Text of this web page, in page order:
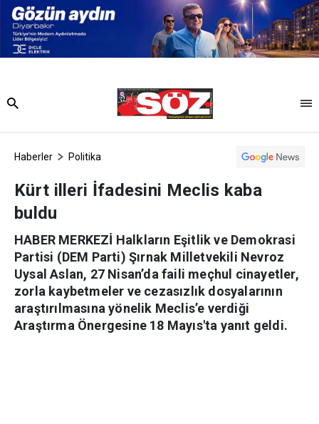
Haberler Politika
Kürt illeri İfadesini Meclis kaba
buldu
HABER MERKEZİ Halkların Eşitlik ve Demokrasi
Partisi (DEM Parti) Şırnak Milletvekili Nevroz
Uysal Aslan, 27 Nisan’da faili meçhul cinayetler,
zorla kaybetmeler ve cezasızlık dosyalarının
araştırılmasına yönelik Meclis’e verdiği
Araştırma Önergesine 18 Mayıs'ta yanıt geldi.